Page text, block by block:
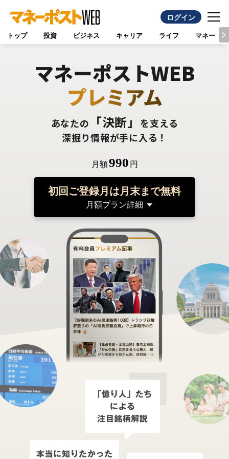
ログイン
トップ 投資 ビジネス キャリア ライフ マネー
マネーポストWEB
プレミアム
あなたの 「決断」
を支える
深掘り情報が手に入る！
月額990 円
初回ご登録月は月末まで無料
月額プラン詳細